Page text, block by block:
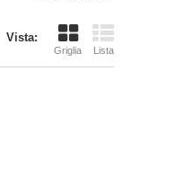
Vista:
Griglia Lista